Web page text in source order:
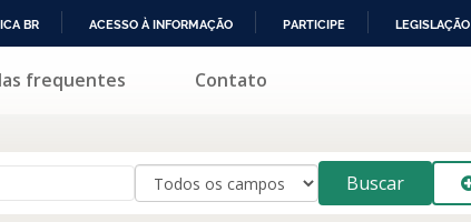
PARA
BR ACESSO À INFORMAÇÃO PARTICIPE LEGISLAÇÃO
frequentes Contato
Buscar